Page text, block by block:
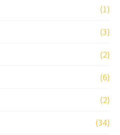
(1)
(3)
(2)
(6)
(2)
(34)